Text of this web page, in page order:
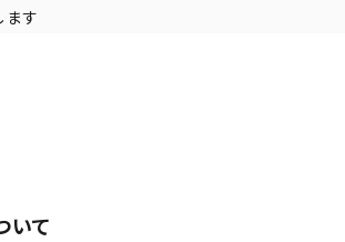
します
いて